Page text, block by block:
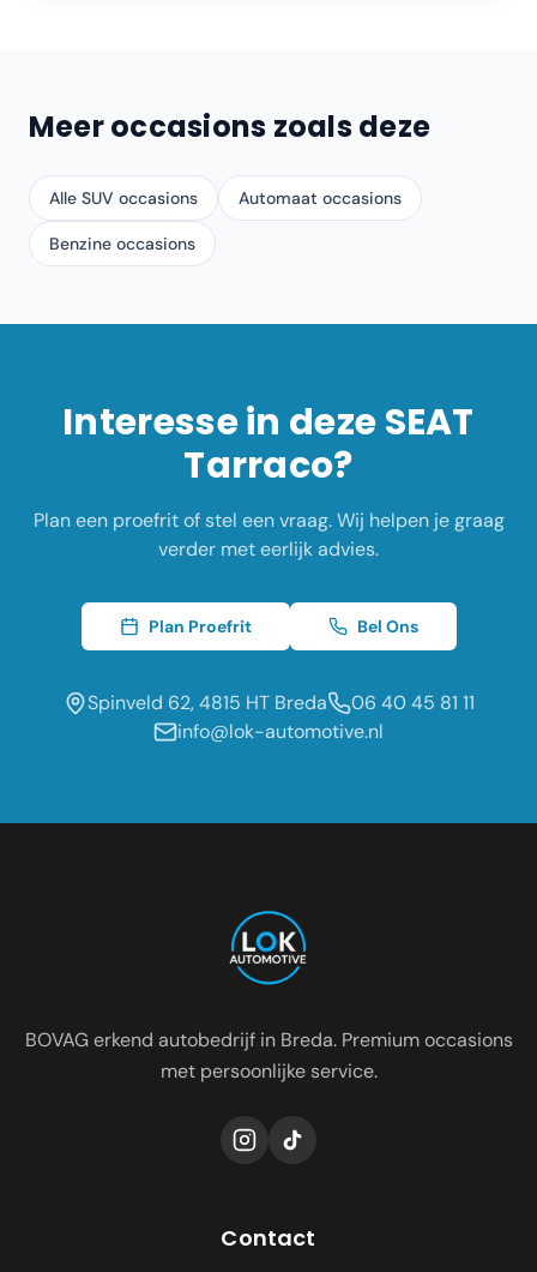
Meer occasions zoals deze
Alle SUV occasions Automaat occasions
Benzine occasions
Interesse in dezeSEAT
Tarraco?
Plan een proefrit of stel een vraag. Wij helpen je graag
verder met eerlijk advies.
Plan Proefrit Bel Ons
Spinveld 62, 4815 HT Breda
06 40 45 81 11
info@lok-automotive.nl
BOVAG erkend autobedrijf in Breda. Premium occasions
met persoonlijke service.
Contact